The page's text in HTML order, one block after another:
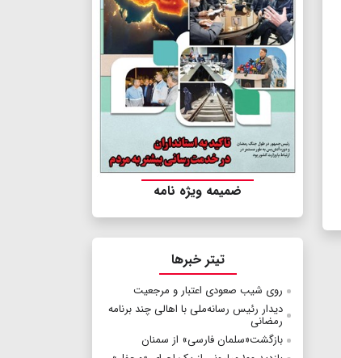
ضمیمه ویژه نامه
تیتر خبرها
روی شیب صعودی اعتبار و مرجعیت
دیدار رئیس رسانه‌ملی با اهالی چند برنامه
رمضانی
بازگشت«سلمان فارسی» از سمنان